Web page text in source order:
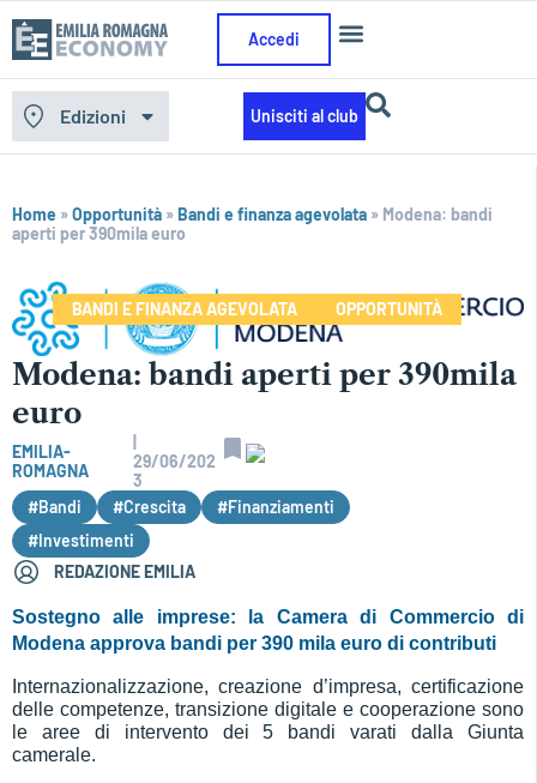
Accedi
Edizioni Unisciti al club
Home »Opportunità »Bandi e finanza agevolata » Modena: bandi
aperti per 390mila euro
BANDI E FINANZA AGEVOLATA OPPORTUNITÀ
Modena: bandi aperti per 390mila
euro
EMILIA-
ROMAGNA
29/06/202
3
#Bandi
#Crescita
#Finanziamenti
#Investimenti
REDAZIONE EMILIA
Sostegno alle imprese: la Camera di Commercio di
Modena approva bandi per 390 mila euro di contributi
Internazionalizzazione, creazione d’impresa, certificazione
delle competenze, transizione digitale e cooperazione sono
le aree di intervento dei 5 bandi varati dalla Giunta
camerale.